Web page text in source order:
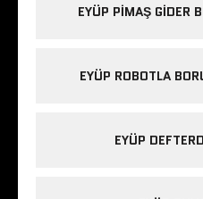
EYÜP PIMAŞ GIDER
EYÜP ROBOTLA
EYÜP